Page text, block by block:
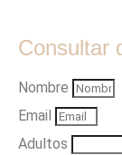
Consultar
Nombre
Email
Adultos